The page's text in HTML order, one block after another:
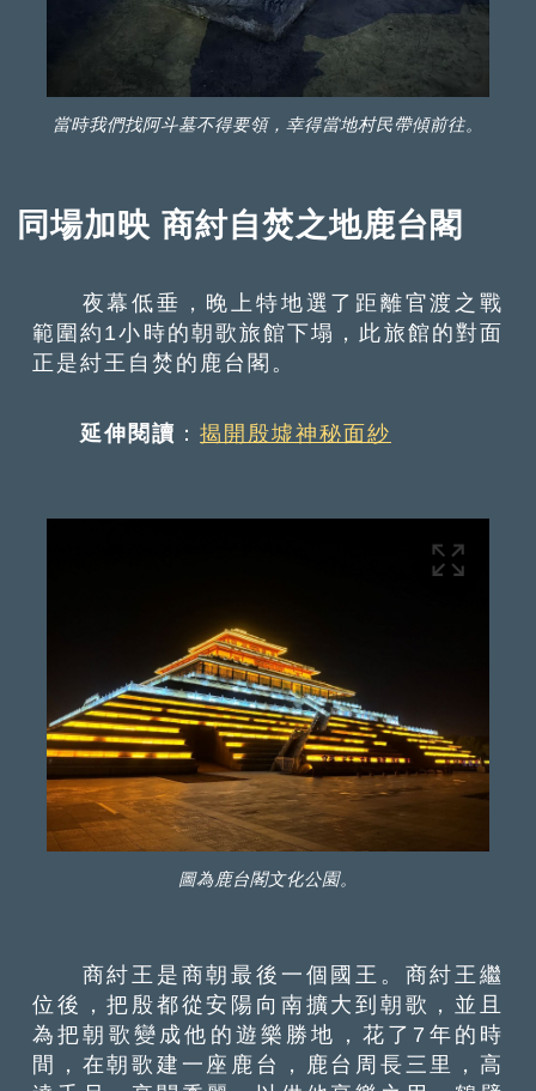
當時我們找阿斗墓不得要領，幸得當地村民帶傾前往。
同場加映 商紂自焚之地鹿台閣
夜幕低垂，晚上特地選了距離官渡之戰
範圍約1小時的朝歌旅館下塌，此旅館的對面
正是紂王自焚的鹿台閣。
延伸閱讀 ：揭開殷墟神秘面紗
圖為鹿台閣文化公園。
商紂王是商朝最後一個國王。商紂王繼
位後，把殷都從安陽向南擴大到朝歌，並且
為把朝歌變成他的遊樂勝地，花了7年的時
間，在朝歌建一座鹿台，鹿台周長三里，高